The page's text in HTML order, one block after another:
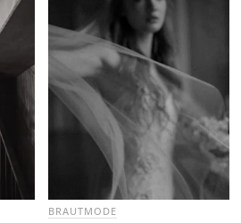
BRAUTMODE